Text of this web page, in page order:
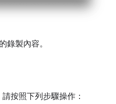
錄製內容。
按照下列步驟操作：